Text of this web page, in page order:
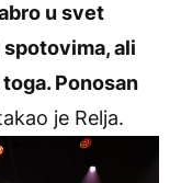
u svet
ali
Ponosan
je Relja.